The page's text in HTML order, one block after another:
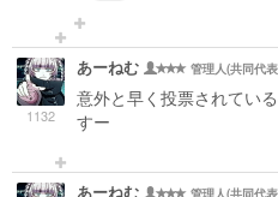
1132
あーねむ 管理人(共同代
意外と早く投票されてい
すー
あーねむ 管理人(共同代